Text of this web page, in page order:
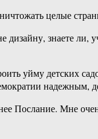
целые
дизайну, знаете
уйму
надежным,
Мне